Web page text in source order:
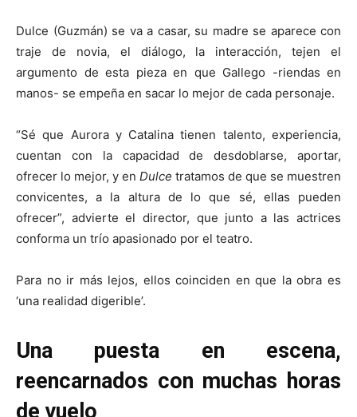
Dulce (Guzmán) se va a casar, su madre se aparece con
traje de novia, el diálogo, la interacción, tejen el
argumento de esta pieza en que Gallego -riendas en
manos- se empeña en sacar lo mejor de cada personaje.
“Sé que Aurora y Catalina tienen talento, experiencia,
cuentan con la capacidad de desdoblarse, aportar,
ofrecer lo mejor, y en Dulce tratamos de que se muestren
convicentes, a la altura de lo que sé, ellas pueden
ofrecer”, advierte el director, que junto a las actrices
conforma un trío apasionado por el teatro.
Para no ir más lejos, ellos coinciden en que la obra es
‘una realidad digerible’.
Una puesta en escena,
reencarnados con muchas horas
de vuelo